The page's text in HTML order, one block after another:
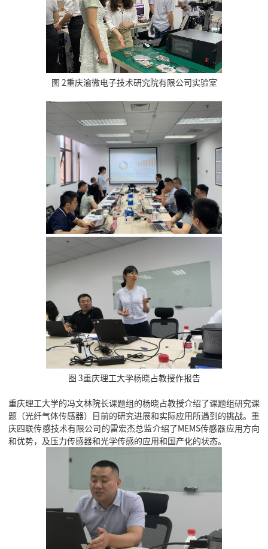
图 2重庆渝微电子技术研究院有限公司实验室
图 3重庆理工大学杨晓占教授作报告
重庆理工大学的冯文林院长课题组的杨晓占教授介绍了课题组研究课
题（光纤气体传感器）目前的研究进展和实际应用所遇到的挑战。重
庆四联传感技术有限公司的雷宏杰总监介绍了MEMS传感器应用方向
和优势，及压力传感器和光学传感的应用和国产化的状态。